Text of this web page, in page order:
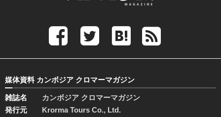
媒体資料 カンボジア クロマーマガジン
雑誌名
カンボジア クロマーマガジン
発行元
Krorma Tours Co., Ltd.